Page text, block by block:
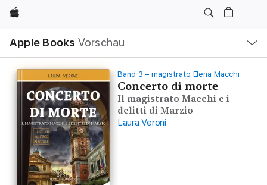
Apple
Apple Books Vorschau
Navigation
Menü
öffnen
Band 3 – magistrato Elena Macchi
Concerto di morte
Il magistrato Macchi e i
delitti di Marzio
Laura Veroni